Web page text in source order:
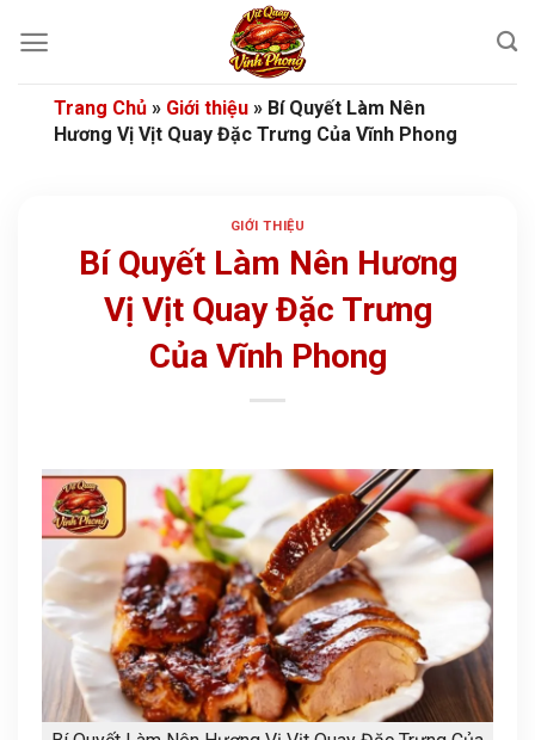
qua
Trang Chủ » Giới thiệu » Bí Quyết Làm Nên
Hương Vị Vịt Quay Đặc Trưng Của Vĩnh Phong
GIỚI THIỆU
Bí Quyết Làm Nên Hương
Vị Vịt Quay Đặc Trưng
Của Vĩnh Phong